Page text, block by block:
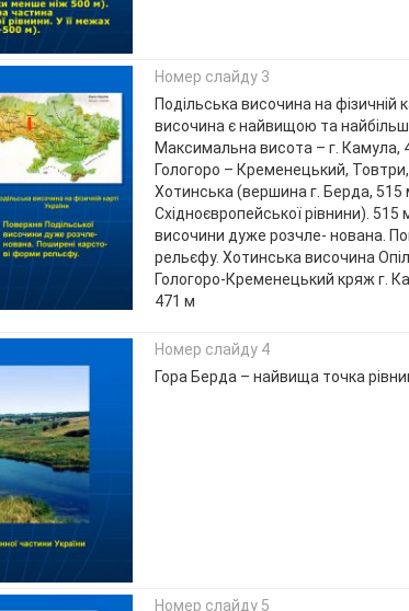
Номер слайду 3
Подільська височина на фізичній
височина є найвищою та
Максимальна висота – г. Камула,
Гологоро – Кременецький,
Хотинська (вершина г. Берда,
Східноєвропейської рівнини). 515
височини дуже розчле- нована.
рельєфу. Хотинська височина
Гологоро-Кременецький кряж г.
471 м
Номер слайду 4
Гора Берда – найвища точка
Номер слайду 5